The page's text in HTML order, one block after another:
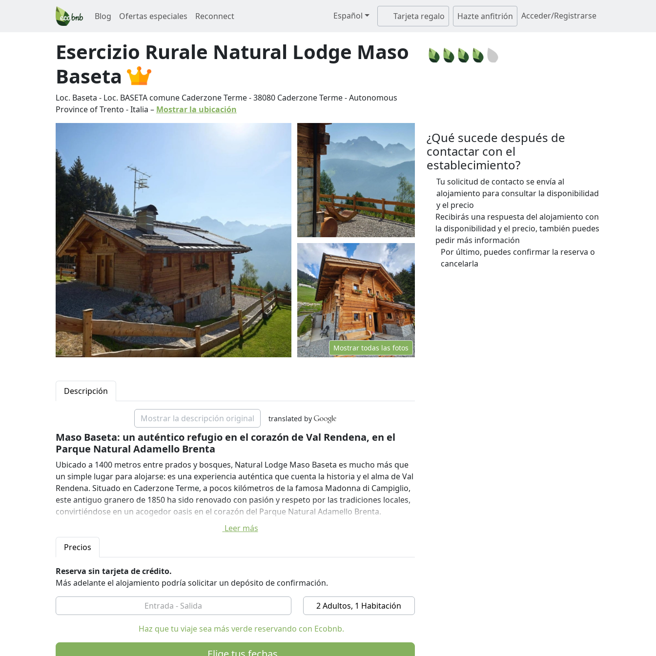
Blog Ofertas especiales Reconnect Español Tarjeta regalo Hazte anfitrión Acceder/Registrarse
Esercizio Rurale Natural Lodge Maso
Baseta
Loc. Baseta - Loc. BASETA comune Caderzone Terme-38080 Caderzone Terme-Autonomous
Province of Trento -Italia – Mostrar la ubicación
Mostrar todas las fotos
Descripción
Mostrar la descripción original translated by
Maso Baseta: un auténtico refugio en el corazón de Val Rendena, en el
Parque Natural Adamello Brenta
Ubicado a 1400 metros entre prados y bosques, Natural Lodge Maso Baseta es mucho más que
un simple lugar para alojarse: es una experiencia auténtica que cuenta la historia y el alma de Val
Rendena. Situado en Caderzone Terme, a pocos kilómetros de la famosa Madonna di Campiglio,
este antiguo granero de 1850 ha sido renovado con pasión y respeto por las tradiciones locales,
convirtiéndose en un acogedor oasis en el corazón del Parque Natural Adamello Brenta.
Cada detalle de Maso Baseta habla de sostenibilidad y amor por el territorio. Desde la estructura
de madera de pino y alerce, que conserva la calidez del pasado, hasta los muebles recuperados
de los preciosos recuerdos de los abuelos, la autenticidad está por todas partes. La atención al
medio ambiente se refleja en el uso de paneles solares, calefacción de biomasa, recogida
selectiva de residuos y detergentes ecológicos, para una estancia que respete la belleza de los
Dolomitas de Brenta, declarados Patrimonio de la Humanidad por la UNESCO.
Las tres habitaciones dobles toman el nombre de las maderas locales que caracterizan el
- Habitación Zirmol: Esencia fragante de pino, ideal para un descanso profundo y regenerador.
- Sala Pöc: Pequeña pero acogedora, con un ambiente cálido gracias a la madera de abeto.
Leer más
Precios
Reserva sin tarjeta de crédito.
Más adelante el alojamiento podría solicitar un depósito de confirmación.
2 Adultos, 1 Habitación
Haz que tu viaje sea más verde reservando con Ecobnb.
¿Qué sucede después de
contactar con el
establecimiento?
Tu solicitud de contacto se envía al
alojamiento para consultar la disponibilidad
y el precio
Recibirás una respuesta del alojamiento con
la disponibilidad y el precio, también puedes
pedir más información
Por último, puedes confirmar la reserva o
cancelarla